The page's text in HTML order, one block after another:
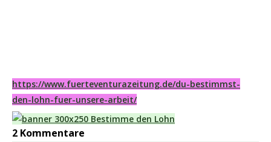
https://www.fuerteventurazeitung.de/du-bestimmst-
den-lohn-fuer-unsere-arbeit/
2 Kommentare